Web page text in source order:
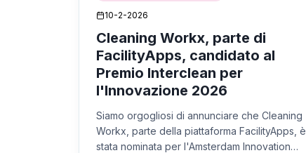
10-2-2026
Cleaning Workx, parte di
FacilityApps, candidato al
Premio Interclean per
l'Innovazione 2026
Siamo orgogliosi di annunciare che Cleaning
Workx, parte della piattaforma FacilityApps, è
stata nominata per l'Amsterdam Innovation